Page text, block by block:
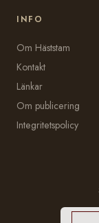
INFO
Om Häststam
Kontakt
Länkar
Om publicering
Integritetspolicy